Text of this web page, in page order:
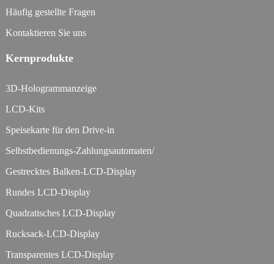
Häufig gestellte Fragen
Kontaktieren Sie uns
Kernprodukte
3D-Hologrammanzeige
LCD-Kits
Speisekarte für den Drive-in
Selbstbedienungs-Zahlungsautomaten/
Gestrecktes Balken-LCD-Display
Rundes LCD-Display
Quadratisches LCD-Display
Rucksack-LCD-Display
Transparentes LCD-Display